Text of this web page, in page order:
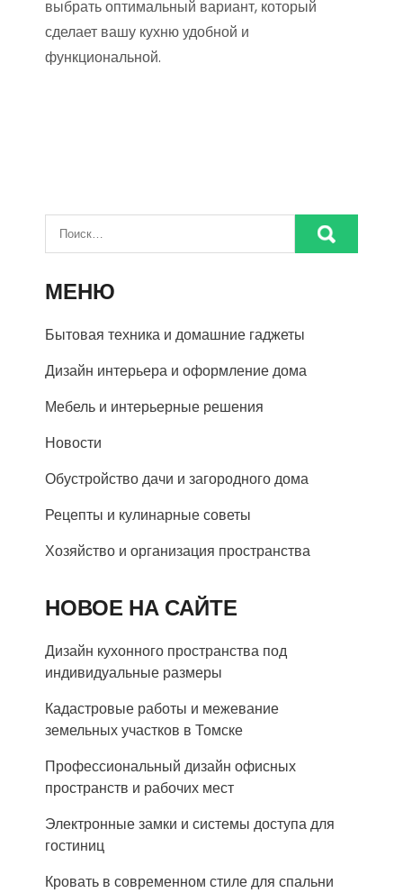
выбрать оптимальный вариант, который
сделает вашу кухню удобной и
функциональной.
МЕНЮ
Бытовая техника и домашние гаджеты
Дизайн интерьера и оформление дома
Мебель и интерьерные решения
Новости
Обустройство дачи и загородного дома
Рецепты и кулинарные советы
Хозяйство и организация пространства
НОВОЕ НА САЙТЕ
Дизайн кухонного пространства под
индивидуальные размеры
Кадастровые работы и межевание
земельных участков в Томске
Профессиональный дизайн офисных
пространств и рабочих мест
Электронные замки и системы доступа для
гостиниц
Кровать в современном стиле для спальни